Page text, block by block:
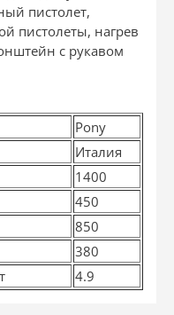
пистолет,
пистолеты, нагрев
с рукавом
Pony
Италия
1400
450
850
380
4.9